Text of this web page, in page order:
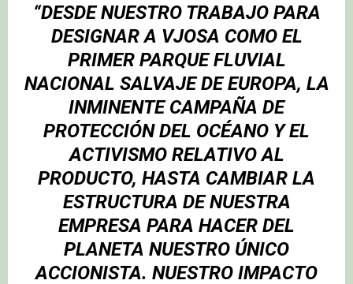
“DESDE NUESTRO TRABAJO PARA
DESIGNAR A VJOSA COMO EL
PRIMER PARQUE FLUVIAL
NACIONAL SALVAJE DE EUROPA, LA
INMINENTE CAMPAÑA DE
PROTECCIÓN DEL OCÉANO Y EL
ACTIVISMO RELATIVO AL
PRODUCTO, HASTA CAMBIAR LA
ESTRUCTURA DE NUESTRA
EMPRESA PARA HACER DEL
PLANETA NUESTRO ÚNICO
ACCIONISTA. NUESTRO IMPACTO